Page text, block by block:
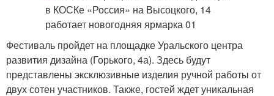
Фестиваль пройдет на площадке Уральского центра
развития дизайна (Горького, 4а). Здесь будут
представлены эксклюзивные изделия ручной работы от
двух сотен участников. Также, гостей ждет уникальная